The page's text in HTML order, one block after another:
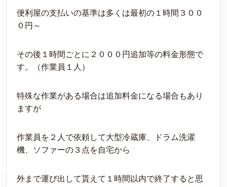
便利屋の支払いの基準は多くは最初の１時間３００
０円～
その後１時間ごとに２０００円追加等の料金形態で
す。（作業員１人）
特殊な作業がある場合は追加料金になる場合もあり
ますが
作業員を２人で依頼して大型冷蔵庫、ドラム洗濯
機、ソファーの３点を自宅から
外まで運び出して貰えて１時間以内で終了すると思